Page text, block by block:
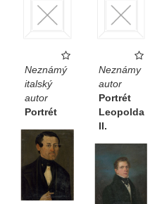
Neznámý
italský
autor
Portrét
Neznámy
autor
Portrét
Leopolda
II.